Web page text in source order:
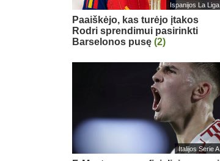
Ispanijos La Liga
Paaiškėjo, kas turėjo įtakos
Rodri sprendimui pasirinkti
Barselonos pusę (2)
Italijos Serie A